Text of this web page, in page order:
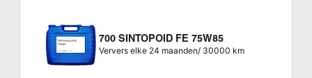
700 SINTOPOID FE 75W85
Ververs elke 24 maanden/ 30000 km